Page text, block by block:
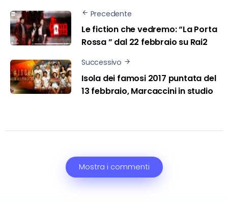
Precedente
Le fiction che vedremo: “La Porta
Rossa ” dal 22 febbraio su Rai2
Successivo
Isola dei famosi 2017 puntata del
13 febbraio, Marcaccini in studio
Mostra i commenti